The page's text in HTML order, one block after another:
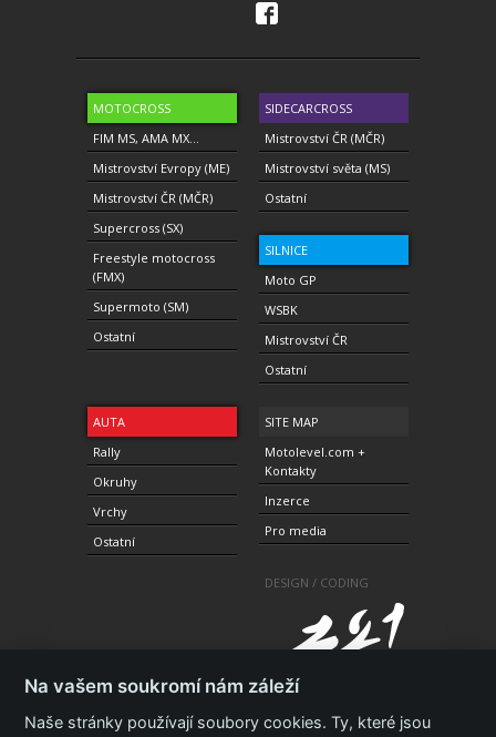
MOTOCROSS
FIM MS, AMA MX...
Mistrovství Evropy (ME)
Mistrovství ČR (MČR)
Supercross (SX)
Freestyle motocross
(FMX)
Supermoto (SM)
Ostatní
SIDECARCROSS
Mistrovství ČR (MČR)
Mistrovství světa (MS)
Ostatní
SILNICE
Moto GP
WSBK
Mistrovství ČR
Ostatní
AUTA
Rally
Okruhy
Vrchy
Ostatní
SITE MAP
Motolevel.com +
Kontakty
Inzerce
Pro media
DESIGN / CODING
Na vašem soukromí nám záleží
Naše stránky používají soubory cookies. Ty, které jsou